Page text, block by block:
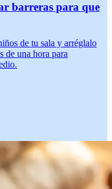
barreras para que
de tu sala y arréglalo
de una hora para